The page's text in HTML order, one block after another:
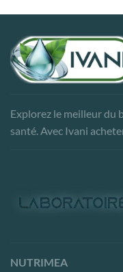
Explorez le meilleur du
santé. Avec Ivani
NUTRIMEA